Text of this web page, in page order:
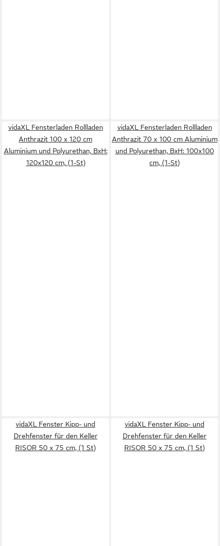
vidaXL Fensterladen Rollladen
Anthrazit 100 x 120 cm
Aluminium und Polyurethan, BxH:
120x120 cm, (1-St)
vidaXL Fensterladen Rollladen
Anthrazit 70 x 100 cm Aluminium
und Polyurethan, BxH: 100x100
cm, (1-St)
vidaXL Fenster Kipp- und
Drehfenster für den Keller
RISOR 50 x 75 cm, (1 St)
vidaXL Fenster Kipp- und
Drehfenster für den Keller
RISOR 50 x 75 cm, (1 St)